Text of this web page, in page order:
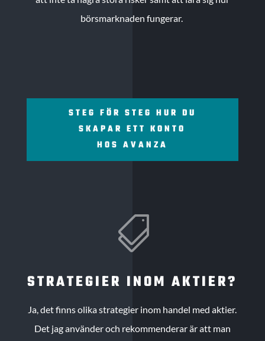
börsmarknaden fungerar.
STEG FÖR STEG HUR DU
SKAPAR ETT KONTO
HOS AVANZA

STRATEGIER INOM AKTIER?
Ja, det finns olika strategier inom handel med aktier.
Det jag använder och rekommenderar är att man